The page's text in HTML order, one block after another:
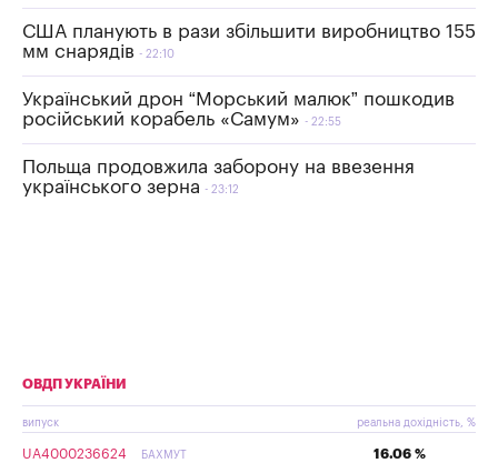
США планують в рази збільшити виробництво 155
мм снарядів
22:10
Український дрон “Морський малюк” пошкодив
російський корабель «Самум»
22:55
Польща продовжила заборону на ввезення
українського зерна
23:12
ОВДП УКРАЇНИ
випуск реальна дохідність, %
UA4000236624 БАХМУТ 16.06 %